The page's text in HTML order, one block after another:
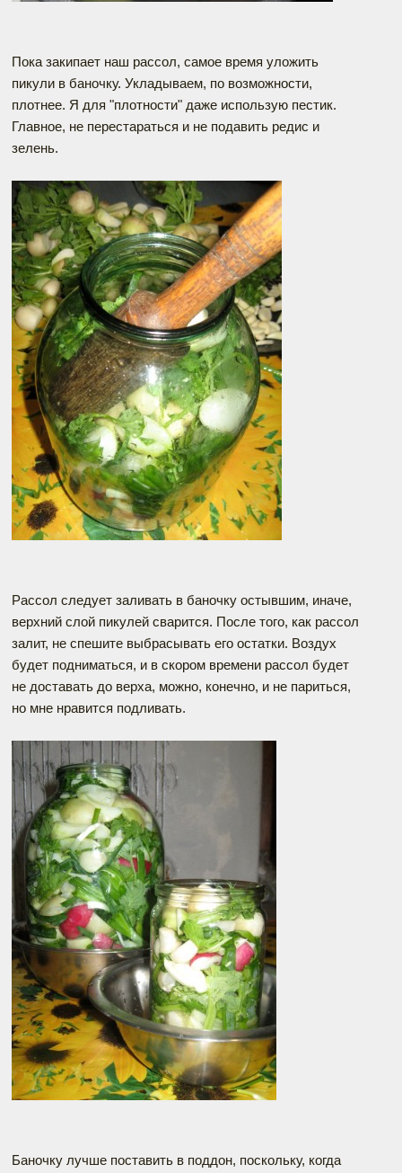
Пока закипает наш рассол, самое время уложить
пикули в баночку. Укладываем, по возможности,
плотнее. Я для "плотности" даже использую пестик.
Главное, не перестараться и не подавить редис и
зелень.
Рассол следует заливать в баночку остывшим, иначе,
верхний слой пикулей сварится. После того, как рассол
залит, не спешите выбрасывать его остатки. Воздух
будет подниматься, и в скором времени рассол будет
не доставать до верха, можно, конечно, и не париться,
но мне нравится подливать.
Баночку лучше поставить в поддон, поскольку, когда